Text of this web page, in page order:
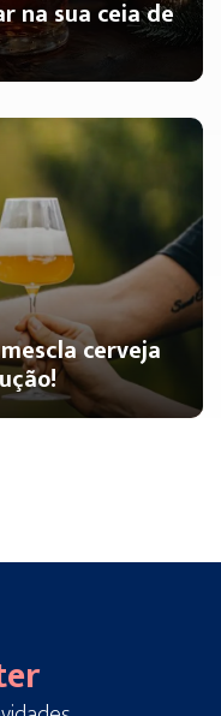
na sua ceia de
cerveja